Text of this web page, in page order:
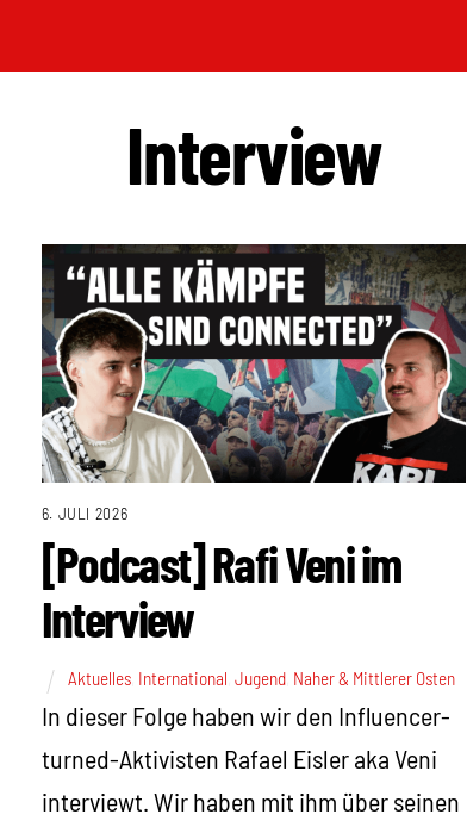
Interview
6. JULI 2026
[Podcast] Rafi Veni im
Interview
Aktuelles, International Jugend, Naher & Mittlerer Osten
In dieser Folge haben wir den Influencer-
turned-Aktivisten Rafael Eisler aka Veni
interviewt. Wir haben mit ihm über seinen